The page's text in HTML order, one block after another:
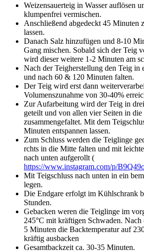
Weizensauerteig in Wasser auflösen
klumpenfrei vermischen.
Anschließend abgedeckt 45 Minuten
lassen.
Danach Salz hinzufügen und 8-10
Gang mischen. Sobald sich der Teig
wird dieser weitere 1-2 Minuten am
Nach der Teigherstellung den Teig in
und nach 60 & 120 Minuten falten.
Der Teig wird erst dann
Volumenszunahme von 30-40%
Zur Aufarbeitung wird der Teig in
geteilt und von allen vier Seiten in
zusammengefaltet. Mit dem
Minuten entspannen lassen.
Zum Schluss werden die Teiglinge
rchts in die Mitte falten und mit
nach unten aufgerollt (
https://www.instagram.com/p/
Mit Teigschluss nach unten in ein
legen.
Die Endgare erfolgt im Kühlschrank
Stunden.
Gebacken weren die Teiglinge im
245°C mit kräftigen Schwaden. Nach
5 Minuten die Backtemperatur auf
kräftig ausbacken
Gesamtbackzeit ca. 30-35 Minuten.